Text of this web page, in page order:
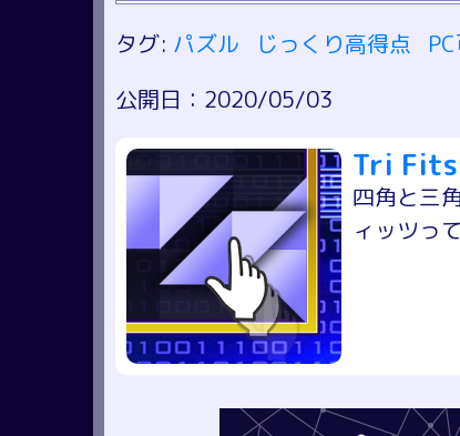
タグ: パズル じっくり高得点
公開日：2020/05/03
Tri Fits
四角と三
ィッツっ